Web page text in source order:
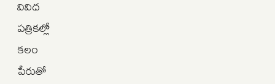
వివిధ
పత్రికల్లో
కలం
పేరుతో